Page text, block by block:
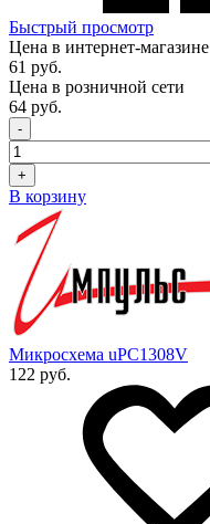
Быстрый просмотр
Цена в интернет-магазине
61 руб.
Цена в розничной сети
64 руб.
-
+
В корзину
Микросхема uPC1308V
122 руб.